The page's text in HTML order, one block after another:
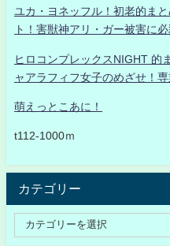
ユカ・ヨネッフル！初老的ま
ト！害獣神アリ・ガー被害に
ヒロコンプレックスNIGHT 的
ャアラフィフ女子のめざせ！
萌えっとこあに！
t112-1000ｍ
カテゴリー